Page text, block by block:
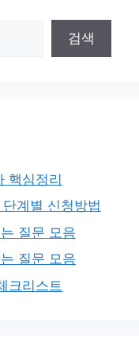
검색
핵심정리
계별 신청방법
질문 모음
질문 모음
크리스트